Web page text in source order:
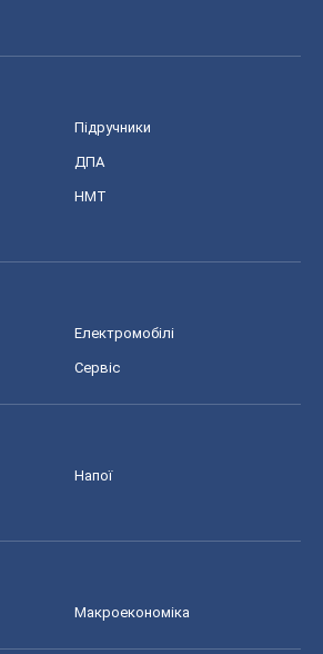
Підручники
ДПА
НМТ
Електромобілі
Сервіс
Напої
Макроекономіка